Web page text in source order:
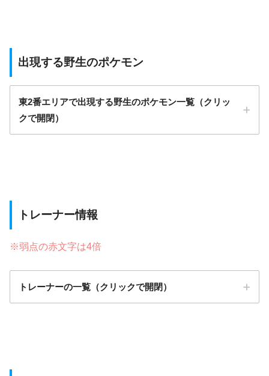
出現する野生のポケモン
東2番エリアで出現する野生のポケモン一覧（クリッ
クで開閉）
トレーナー情報
※弱点の赤文字は4倍
トレーナーの一覧（クリックで開閉）